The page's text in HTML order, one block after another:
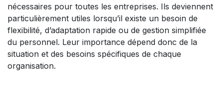
nécessaires pour toutes les entreprises. Ils deviennent
particulièrement utiles lorsqu’il existe un besoin de
flexibilité, d’adaptation rapide ou de gestion simplifiée
du personnel. Leur importance dépend donc de la
situation et des besoins spécifiques de chaque
organisation.